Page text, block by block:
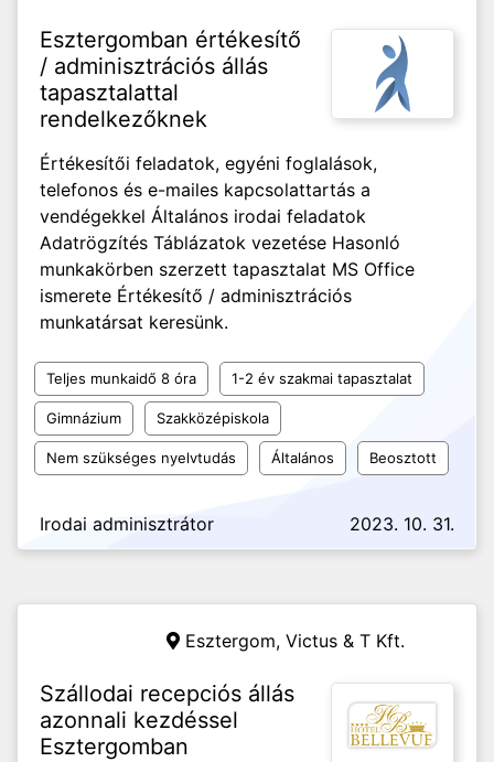
Esztergomban értékesítő
/ adminisztrációs állás
tapasztalattal
rendelkezőknek
Értékesítői feladatok, egyéni foglalások,
telefonos és e-mailes kapcsolattartás a
vendégekkel Általános irodai feladatok
Adatrögzítés Táblázatok vezetése Hasonló
munkakörben szerzett tapasztalat MS Office
ismerete Értékesítő / adminisztrációs
munkatársat keresünk.
Teljes munkaidő 8 óra 1-2 év szakmai tapasztalat
Gimnázium Szakközépiskola
Nem szükséges nyelvtudás Általános Beosztott
Irodai adminisztrátor 2023. 10. 31.
Esztergom, Victus & T Kft.
Szállodai recepciós állás
azonnali kezdéssel
Esztergomban